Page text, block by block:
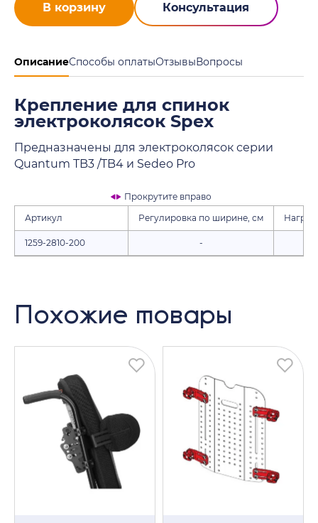
В корзину Консультация
ОписаниеСпособы оплатыОтзывыВопросы
Крепление для спинок
электроколясок Spex
Предназначены для электроколясок серии
Quantum TB3 /TB4 и Sedeo Pro
Прокрутите вправо
Артикул
Регулировка по ширине, см
1259-2810-200 -
Похожие товары